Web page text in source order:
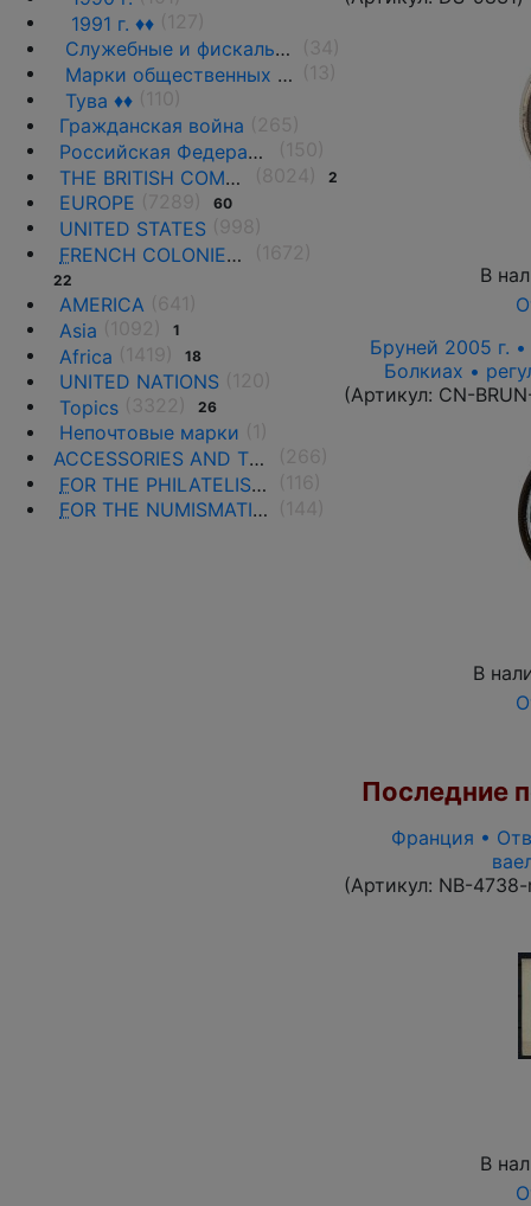
1991 г. ♦♦
Служебные и фискальные выпуски
Марки общественных организаций, благотворительных фондов и обществ
Тува ♦♦
Гражданская война
Российская Федерация(1992 г.-н.д.)
THE BRITISH COMMONWEALTH
2
EUROPE 60
UNITED STATES
FRENCH COLONIES AND THE TERRITORIES
22
AMERICA
Asia
1
Africa 18
UNITED NATIONS
Topics
26
Непочтовые марки
ACCESSORIES AND THE LITERATURE
FOR THE PHILATELISTS
FOR THE NUMISMATISTS
В
Бруней 2005 г.
Болкиах •
(Артикул: CN-
В
Последние
Франция •
(Артикул: NB-4738-
В